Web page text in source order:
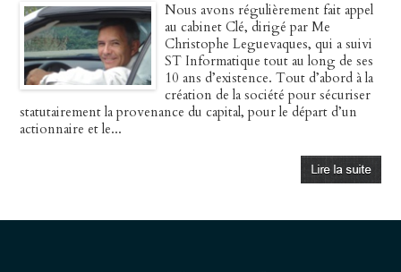
Nous avons régulièrement fait appel
au cabinet Clé, dirigé par Me
Christophe Leguevaques, qui a suivi
ST Informatique tout au long de ses
10 ans d’existence. Tout d’abord à la
création de la société pour sécuriser
statutairement la provenance du capital, pour le départ d’un
actionnaire et le...